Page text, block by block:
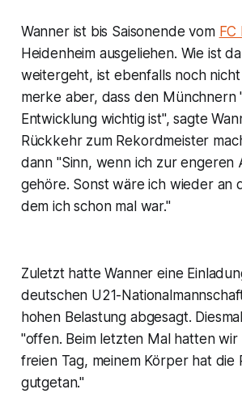
Wanner ist bis Saisonende vom FC
Heidenheim ausgeliehen. Wie ist
weitergeht, ist ebenfalls noch
merke aber, dass den Münchnern
Entwicklung wichtig ist", sagte
Rückkehr zum Rekordmeister
dann "Sinn, wenn ich zur engeren
gehöre. Sonst wäre ich wieder an
dem ich schon mal war."
Zuletzt hatte Wanner eine
deutschen U21-
hohen Belastung abgesagt.
"offen. Beim letzten Mal hatten
freien Tag, meinem Körper hat die
gutgetan."